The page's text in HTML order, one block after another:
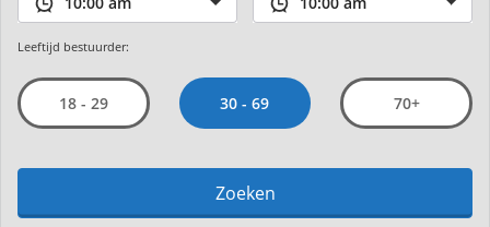
Leeftijd bestuurder:
18 - 29 30 - 69 70+
Zoeken